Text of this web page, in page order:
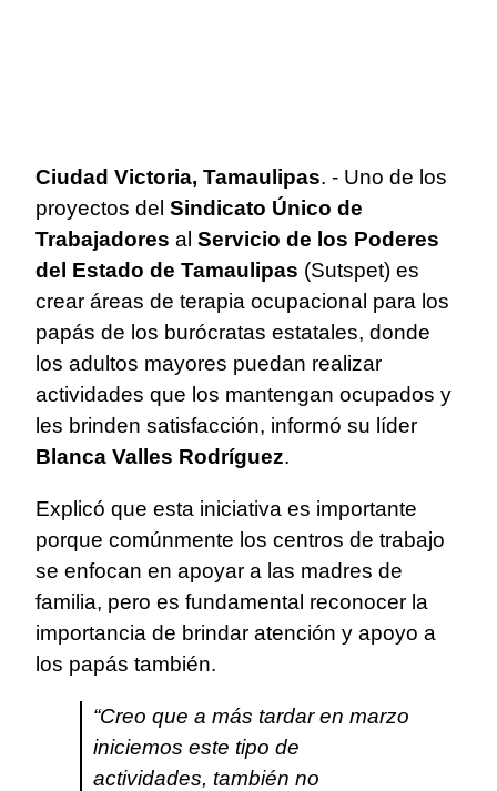
Ciudad Victoria, Tamaulipas. - Uno de los
proyectos del Sindicato Único de
Trabajadores al Servicio de los Poderes
del Estado de Tamaulipas (Sutspet) es
crear áreas de terapia ocupacional para los
papás de los burócratas estatales, donde
los adultos mayores puedan realizar
actividades que los mantengan ocupados y
les brinden satisfacción, informó su líder
Blanca Valles Rodríguez.
Explicó que esta iniciativa es importante
porque comúnmente los centros de trabajo
se enfocan en apoyar a las madres de
familia, pero es fundamental reconocer la
importancia de brindar atención y apoyo a
los papás también.
“Creo que a más tardar en marzo
iniciemos este tipo de
actividades, también no